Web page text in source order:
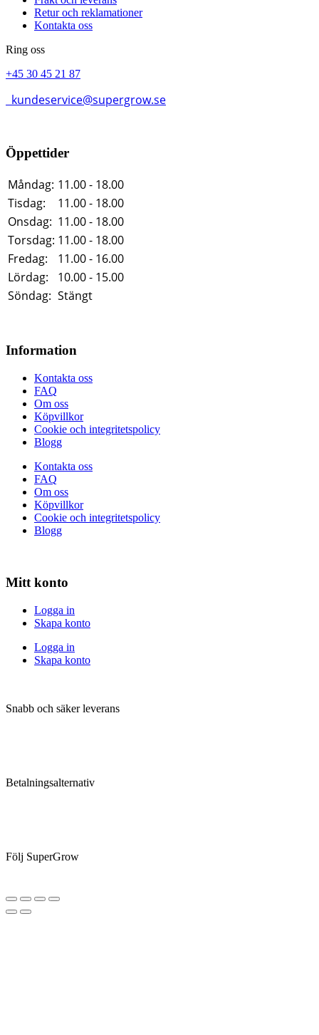
Retur och reklamationer
Kontakta oss
Ring oss
+45 30 45 21 87
kundeservice@supergrow.se
Öppettider
Måndag: 11.00 - 18.00
Tisdag:
11.00 - 18.00
Onsdag: 11.00 - 18.00
Torsdag: 11.00 - 18.00
Fredag:
11.00 - 16.00
Lördag:
10.00 - 15.00
Söndag: Stängt
Information
Kontakta oss
FAQ
Om oss
Köpvillkor
Cookie och integritetspolicy
Blogg
Kontakta oss
FAQ
Om oss
Köpvillkor
Cookie och integritetspolicy
Blogg
Mitt konto
Logga in
Skapa konto
Logga in
Skapa konto
Snabb och säker leverans
Betalningsalternativ
Följ SuperGrow